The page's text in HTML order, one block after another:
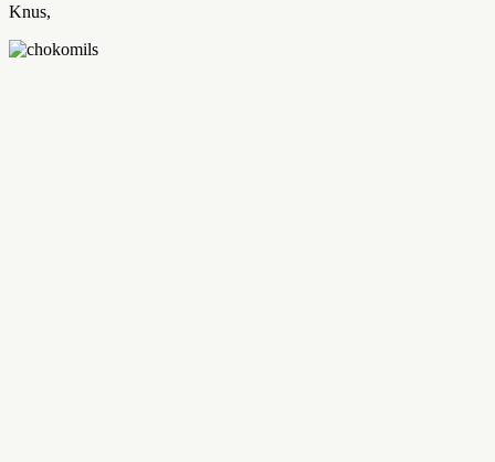
Knus,